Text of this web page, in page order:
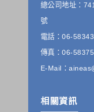
提供的個人資訊，這些
保護政策，其資料處理
本網站將在事前或註冊
或電子郵件給您。本公
本公司發送，也會在該
收這些資料或電子郵件
本公司不會向任何人出
總公司地址：
號
電話：06-
傳真：06-
E-Mail：
相關資訊